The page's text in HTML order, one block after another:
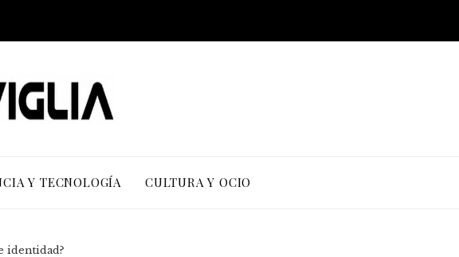
Y TECNOLOGÍA CULTURA Y OCIO
identidad?